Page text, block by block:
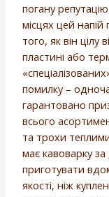
погану
місцях цей напій
того, як він цілу
пластині або
помилку –
гарантовано
всього
та трохи
має кавоварку
приготувати
якості, ніж